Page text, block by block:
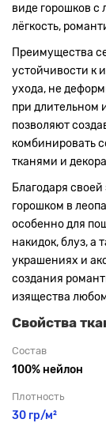
виде горошков с
лёгкость,
Преимущества
устойчивости к
ухода, не
при длительном
позволяют
комбинировать
тканями и
Благодаря
горошком в
особенно для
накидок, блуз, а
украшениях и
создания
изящества
Свойства
Состав
100% нейлон
Плотность
30 гр/м²